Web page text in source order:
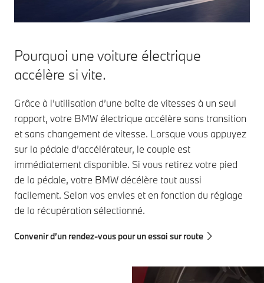
d’un moteur à
voitures électriques
BMW utilisent
souvent les
synchrones à
excitation électrique
(SSM)
particulièrement
efficaces.
magnétisent le
fonctionnent
de manière
d’efficacité ou
de puissance,
selon la
situation.
Pourquoi une voiture électrique
accélère si vite.
Grâce à l’utilisation d’une boîte de vitesses à un seul
rapport, votre BMW électrique accélère sans transition
et sans changement de vitesse. Lorsque vous appuyez
sur la pédale d’accélérateur, le couple est
immédiatement disponible. Si vous retirez votre pied
de la pédale, votre BMW décélère tout aussi
facilement. Selon vos envies et en fonction du réglage
de la récupération sélectionné.
Convenir d’un rendez-vous pour un essai sur route